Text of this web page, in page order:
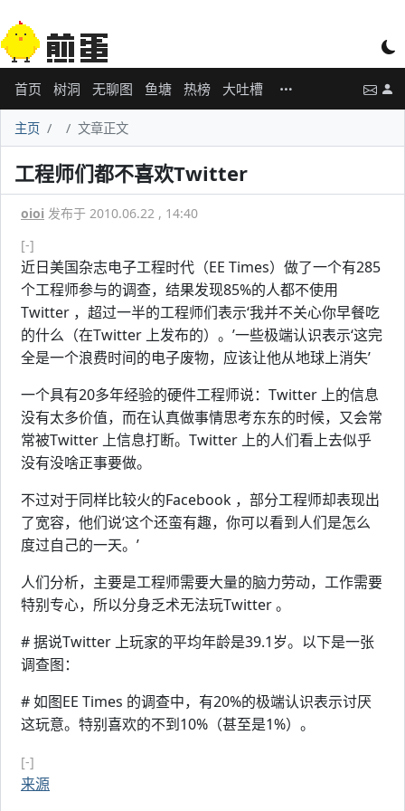
首页 树洞 无聊图 鱼塘 热榜 大吐槽
主页 文章正文
工程师们都不喜欢Twitter
oioi 发布于 2010.06.22 , 14:40
[-]
近日美国杂志电子工程时代（EE Times）做了一个有285
个工程师参与的调查，结果发现85%的人都不使用
Twitter ，超过一半的工程师们表示‘我并不关心你早餐吃
的什么（在Twitter 上发布的）。’一些极端认识表示‘这完
全是一个浪费时间的电子废物，应该让他从地球上消失’
一个具有20多年经验的硬件工程师说：Twitter 上的信息
没有太多价值，而在认真做事情思考东东的时候，又会常
常被Twitter 上信息打断。Twitter 上的人们看上去似乎
没有没啥正事要做。
不过对于同样比较火的Facebook ，部分工程师却表现出
了宽容，他们说‘这个还蛮有趣，你可以看到人们是怎么
度过自己的一天。’
人们分析，主要是工程师需要大量的脑力劳动，工作需要
特别专心，所以分身乏术无法玩Twitter 。
# 据说Twitter 上玩家的平均年龄是39.1岁。以下是一张
调查图：
# 如图EE Times 的调查中，有20%的极端认识表示讨厌
这玩意。特别喜欢的不到10%（甚至是1%）。
[-]
来源